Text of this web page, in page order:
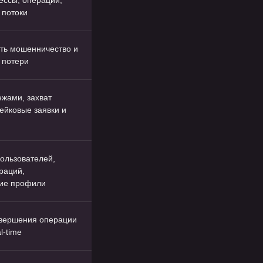
мошенничество и
захват
заявки и
профили
операции
time